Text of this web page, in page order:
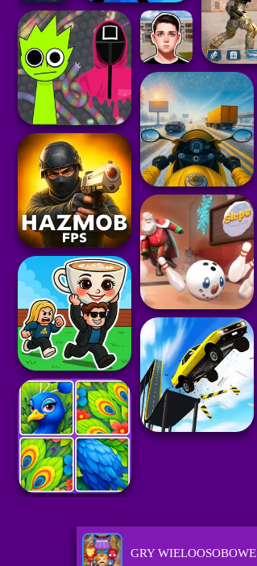
GRY WIELOOSOBOWE